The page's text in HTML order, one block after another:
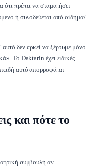
ότι πρέπει να σταματήσει
ή συνοδεύεται από οίδημα/
αυτό δεν αρκεί να ξέρουμε μόνο
Το Daktarin έχει ειδικές
αυτό απορροφάται
και πότε το
συμβουλή αν